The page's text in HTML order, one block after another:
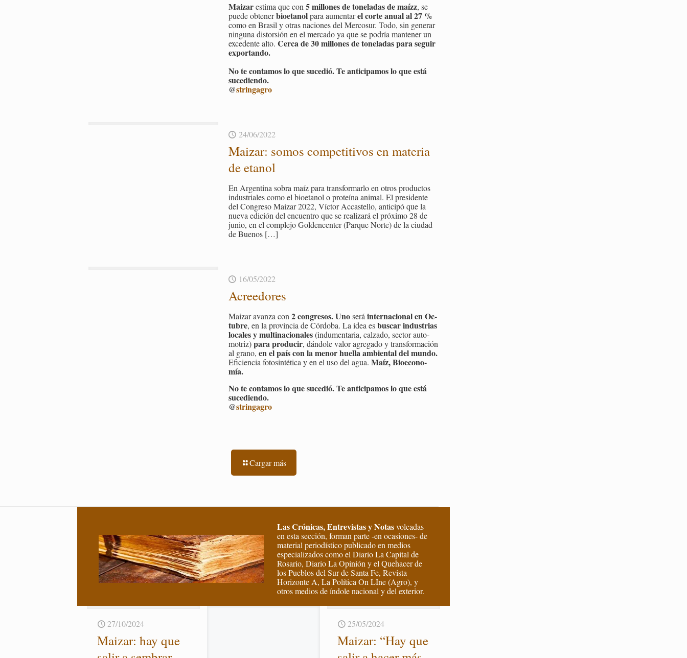
Mai­zares­ti­ma que con 5 mi­llo­nes de to­ne­la­das de maízz, se
puede ob­te­nerbio­eta­nolpara au­men­tarel corte anual al 27 %
como en Bra­sil y otras na­cio­nes del Mer­co­sur. Todo, sin ge­ne­rar
nin­gu­na dis­tor­sión en el mer­ca­do ya que se po­dría man­te­ner un
ex­ce­den­te alto. Cerca de 30 mi­llo­nes de to­ne­la­das para se­guir
ex­por­tan­do.
No te con­ta­mos lo que su­ce­dió. Te an­ti­ci­pa­mos lo que está
su­ce­dien­do.
@strin­ga­gro
24/06/2022
Mai­zar: somos com­pe­ti­ti­vos en ma­te­ria
de eta­nol
En Ar­gen­ti­na sobra maíz para trans­for­mar­lo en otros pro­duc­tos
in­dus­tria­les como el bio­eta­nol o pro­teí­na ani­mal. El pre­si­den­te
del Con­gre­so Mai­zar 2022, Víc­tor Ac­cas­te­llo, an­ti­ci­pó que la
nueva edi­ción del en­cuen­tro que se rea­li­za­rá el pró­xi­mo 28 de
junio, en el com­ple­jo Gol­den­cen­ter (Par­que Norte) de la ciu­dad
de Bue­nos[…]
16/05/2022
Acree­do­res
Mai­zar avan­za con 2 con­gre­sos. Unoserá in­ter­na­cio­nal en Oc­
tu­bre, en la pro­vin­cia de Cór­do­ba. La idea esbus­car in­dus­trias
lo­ca­les y mul­ti­na­cio­na­les(in­du­men­ta­ria, cal­za­do, sec­tor au­to­
mo­triz)para pro­du­cir, dán­do­le valor agre­ga­do y trans­for­ma­ción
al grano, en el país con la menor hue­lla am­bien­tal del mundo.
Efi­cien­cia fo­to­sin­té­ti­ca y en el uso del agua. Maíz, Bio­eco­no­
mía.
No te con­ta­mos lo que su­ce­dió. Te an­ti­ci­pa­mos lo que está
su­ce­dien­do.
@strin­ga­gro
Cargar más
Las Crónicas, Entrevistas y Notasvolcadas
en esta sección, forman parte -en ocasiones- de
material periodístico publicado en medios
especializados como el Diario La Capital de
Rosario, Diario La Opinión y el Quehacer de
los Pueblos del Sur de Santa Fe, Revista
Horizonte A, La Política On LIne (Agro), y
otros medios de índole nacional y del exterior.
27/10/2024
Mai­zar: hay que
25/05/2024
Mai­zar: “Hay que